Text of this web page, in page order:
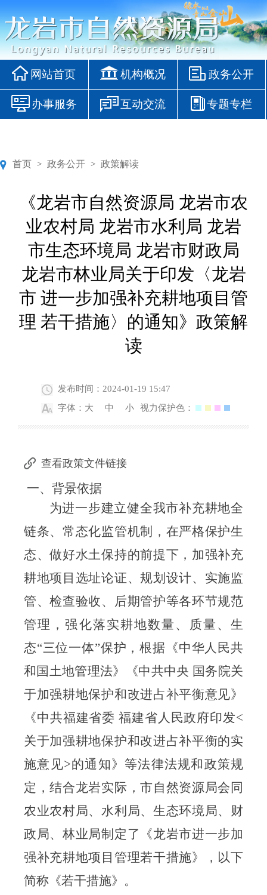
网站首页 机构概况 政务公开
办事服务 互动交流 专题专栏
首页 > 政务公开 > 政策解读
《龙岩市自然资源局 龙岩市农
业农村局 龙岩市水利局 龙岩
市生态环境局 龙岩市财政局
龙岩市林业局关于印发〈龙岩
市 进一步加强补充耕地项目管
理 若干措施〉的通知》政策解
读
发布时间：2024-01-19 15:47
字体： 大 中 小 视力保护色：
查看政策文件链接
一、背景依据
为进一步建立健全我市补充耕地全
链条、常态化监管机制，在严格保护生
态、做好水土保持的前提下，加强补充
耕地项目选址论证、规划设计、实施监
管、检查验收、后期管护等各环节规范
管理，强化落实耕地数量、质量、生
态“三位一体”保护 ，根据《中华人民共
和国土地管理法》
《中共中央 国务院关
于加强耕地保护和改进占补平衡意见》
《中共福建省委 福建省人民政府印发<
关于加强耕地保护和改进占补平衡的实
施意见>的通知》 等法律法规和政策规
定，结合龙岩实际，市自然资源局会同
农业农村局、水利局、生态环境局、财
政局、林业局制定了《龙岩市进一步加
强补充耕地项目管理若干措施》，以下
简称《若干措施》。